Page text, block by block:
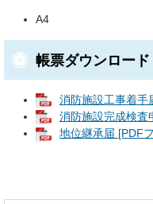
A4
帳票ダウンロード
消防施設工事着手
消防施設完成検査
地位継承届 [PDF